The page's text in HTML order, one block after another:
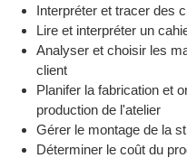
Interpréter et tracer des
Lire et interpréter un
Analyser et choisir les
client
Planifer la fabrication et
production de l'atelier
Gérer le montage de la
Déterminer le coût du